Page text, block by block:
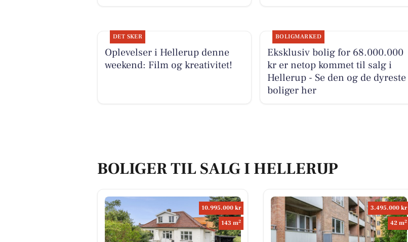
DET SKER
Oplevelser i Hellerup denne
weekend: Film og kreativitet!
BOLIGMARKED
Eksklusiv bolig for 68.000.000
kr er netop kommet til salg i
Hellerup - Se den og de dyreste
boliger her
BOLIGER TIL SALG I HELLERUP
10.995.000 kr
143 m2
3.495.000 kr
42 m2